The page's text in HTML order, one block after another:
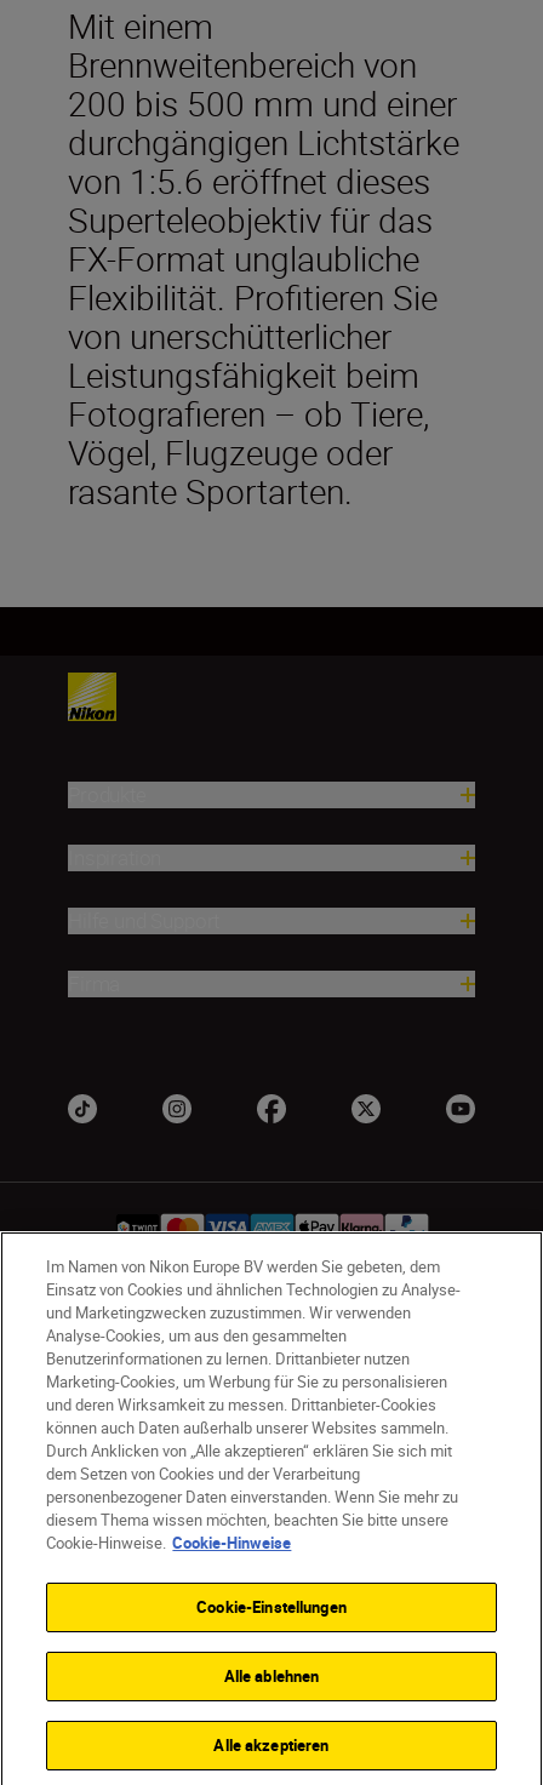
Mit einem
Brennweitenbereich von
200 bis 500 mm und einer
durchgängigen Lichtstärke
von 1:5.6 eröffnet dieses
Superteleobjektiv für das
FX-Format unglaubliche
Flexibilität. Profitieren Sie
von unerschütterlicher
Leistungsfähigkeit beim
Fotografieren – ob Tiere,
Vögel, Flugzeuge oder
rasante Sportarten.
CH Nikon Sites
Kontaktieren Sie uns
Datenschutzhinweis
Nutzungsbedingungen
Geschäftsbedingungen des Nikon Stores
Cookie-Hinweise
Barrierefreiheit
Cookie-Einstellungen
© 2026 Nikon
SKIP
Im Namen von Nikon Europe BV werden Sie gebeten, dem
Einsatz von Cookies und ähnlichen Technologien zu Analyse-
und Marketingzwecken zuzustimmen. Wir verwenden
Analyse-Cookies, um aus den gesammelten
Benutzerinformationen zu lernen. Drittanbieter nutzen
Marketing-Cookies, um Werbung für Sie zu personalisieren
und deren Wirksamkeit zu messen. Drittanbieter-Cookies
können auch Daten außerhalb unserer Websites sammeln.
Durch Anklicken von „Alle akzeptieren“ erklären Sie sich mit
dem Setzen von Cookies und der Verarbeitung
personenbezogener Daten einverstanden. Wenn Sie mehr zu
diesem Thema wissen möchten, beachten Sie bitte unsere
Cookie-Hinweise. Cookie-Hinweise
Cookie-Einstellungen
Alle ablehnen
Alle akzeptieren